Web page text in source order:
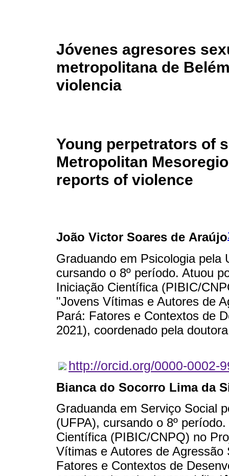
Jóvenes agresores
metropolitana de
violencia
Young perpetrators of
Metropolitan
reports of violence
João Victor Soares de Araújo
Graduando em Psicologia pela
cursando o 8º período. Atuou
Iniciação Científica (PIBIC/
"Jovens Vítimas e Autores de
Pará: Fatores e Contextos de
2021), coordenado pela
http://orcid.org/0000-0002-
Bianca do Socorro Lima da
Graduanda em Serviço Social
(UFPA), cursando o 8º
Científica (PIBIC/CNPQ) no
Vítimas e Autores de
Fatores e Contextos de